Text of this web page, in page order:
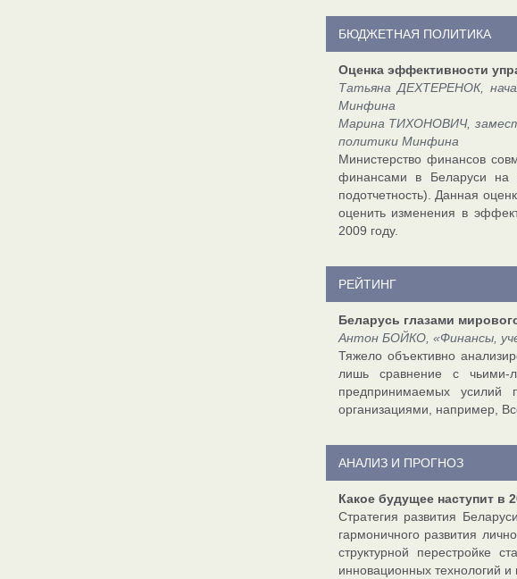
БЮДЖЕТНАЯ ПОЛИТИКА
Оценка эффективности
Татьяна ДЕХТЕРЕНОК,
Минфина
Марина ТИХОНОВИЧ,
политики Минфина
Министерство финансов
финансами в Беларуси на
подотчетность). Данная
оценить изменения в
2009 году.
РЕЙТИНГ
Беларусь глазами
Антон БОЙКО, «Финансы,
Тяжело объективно
лишь сравнение с чьими-
предпринимаемых усилий
организациями, например,
АНАЛИЗ И ПРОГНОЗ
Какое будущее наступит в
Стратегия развития
гармоничного развития
структурной перестройке
инновационных технологий и